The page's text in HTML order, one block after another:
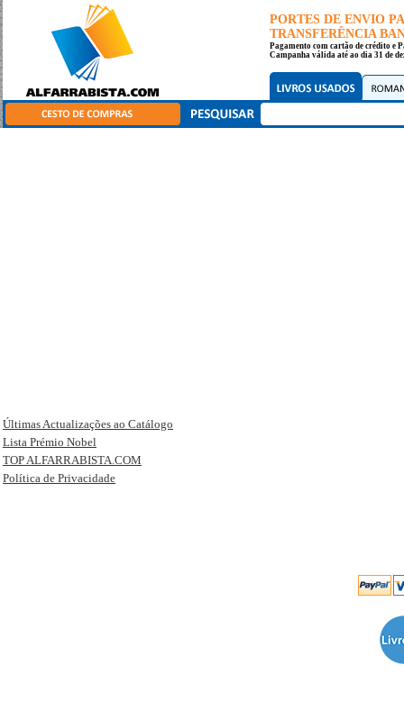
PORTES DE ENVIO
TRANSFERÊNCIA
Pagamento com cartão de crédito e
Campanha válida até ao dia 31 de
Últimas Actualizações ao Catálogo
Lista Prémio Nobel
TOP ALFARRABISTA.COM
Política de Privacidade